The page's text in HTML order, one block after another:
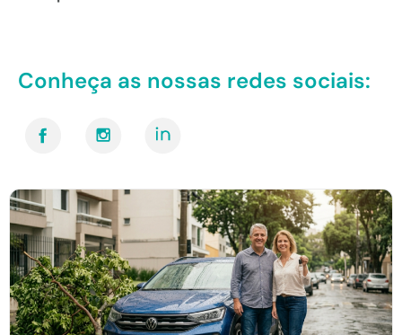
Conheça as nossas redes sociais: